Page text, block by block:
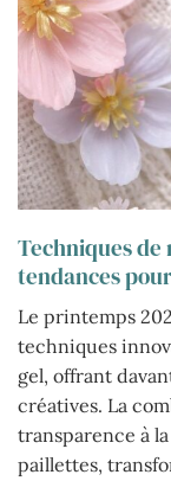
Techniques
tendances
Le printemps
techniques
gel, offrant
créatives. La
transparence à
paillettes,